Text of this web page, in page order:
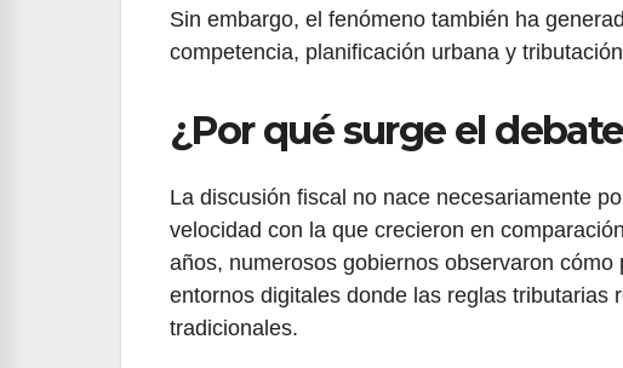
Sin embargo, el fenómeno también ha
competencia, planificación urbana y
¿Por qué surge el
La discusión fiscal no nace necesariamente
velocidad con la que crecieron en
años, numerosos gobiernos observaron
entornos digitales donde las reglas
tradicionales.